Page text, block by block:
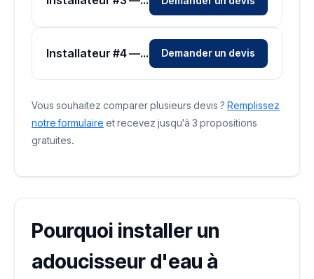
Installateur #4 — Zone Sarthe Demander un devis
Vous souhaitez comparer plusieurs devis ? Remplissez
notre formulaire et recevez jusqu'à 3 propositions
gratuites.
Pourquoi installer un
adoucisseur d'eau à